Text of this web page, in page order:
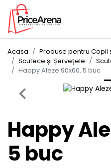
Acasa
Produse pentru Copii
Scutece și Șervețele
Happy Aleze 90x60, 5 buc
Previous
Happy
5 buc